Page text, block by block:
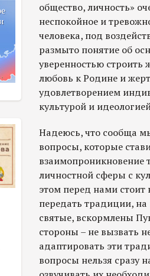
общество, личность»
неспокойное и
человека, под
размыто понятие об
уверенностью строить
любовь к Родине и
удовлетворением
культурой и
Надеюсь, что сообща
вопросы, которые
взаимопроникновение
личностной сферы с
этом перед нами стоит
передать традиции,
святые, вскормлены
стороны – не вызвать
адаптировать эти
вопросы нельзя сразу